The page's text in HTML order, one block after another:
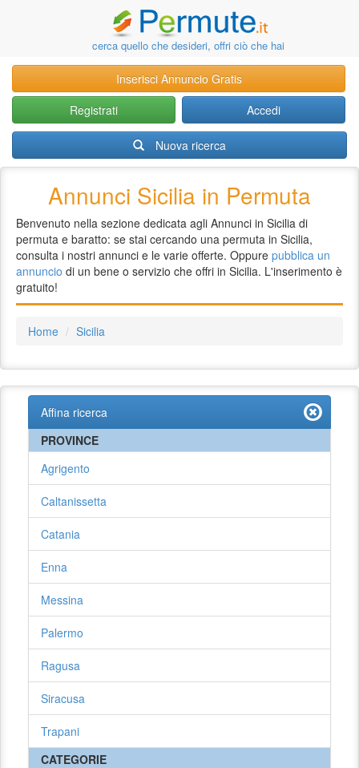
cerca quello che desideri, offri ciò che hai
Inserisci Annuncio Gratis
Registrati
Accedi
Nuova ricerca
Annunci Sicilia in Permuta
Benvenuto nella sezione dedicata agli Annunci in Sicilia di
permuta e baratto: se stai cercando una permuta in Sicilia,
consulta i nostri annunci e le varie offerte. Oppure pubblica un
annuncio di un bene o servizio che offri in Sicilia. L'inserimento è
gratuito!
Home Sicilia
Affina ricerca
PROVINCE
Agrigento
Caltanissetta
Catania
Enna
Messina
Palermo
Ragusa
Siracusa
Trapani
CATEGORIE